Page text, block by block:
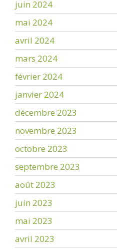
juin 2024
mai 2024
avril 2024
mars 2024
février 2024
janvier 2024
décembre 2023
novembre 2023
octobre 2023
septembre 2023
août 2023
juin 2023
mai 2023
avril 2023